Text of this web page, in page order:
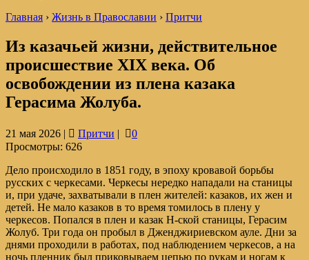
Главная › Жизнь в Православии › Притчи
Из казачьей жизни, действительное
происшествие XIX века. Об
освобождении из плена казака
Герасима Жолуба.
21 мая 2026 | Притчи |
0
Просмотры: 626
Дело происходило в 1851 году, в эпоху кровавой борьбы
русских с черкесами. Черкесы нередко нападали на станицы
и, при удаче, захватывали в плен жителей: казаков, их жен и
детей. Не мало казаков в то время томилось в плену у
черкесов. Попался в плен и казак Н-ской станицы, Герасим
Жолуб. Три года он пробыл в Дженджириевском ауле. Дни за
днями проходили в работах, под наблюдением черкесов, а на
ночь пленник был приковываем цепью по рукам и ногам к